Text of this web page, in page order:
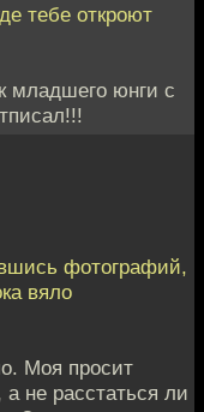
тебе откроют
младшего юнги с
фотографий,
вяло
Моя просит
не расстаться ли